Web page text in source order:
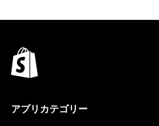
アプリカテゴリー